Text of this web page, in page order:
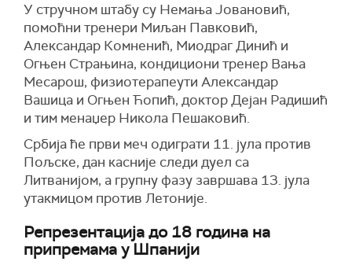
У стручном штабу су Немања Јовановић,
помоћни тренери Миљан Павковић,
Александар Комненић, Миодраг Динић и
Огњен Страњина, кондициони тренер Вања
Месарош, физиотерапеути Александар
Вашица и Огњен Ћопић, доктор Дејан Радишић
и тим менаџер Никола Пешаковић.
Србија ће први меч одиграти 11. јула против
Пољске, дан касније следи дуел са
Литванијом, а групну фазу завршава 13. јула
утакмицом против Летоније.
Репрезентација до 18 година на
припремама у Шпанији